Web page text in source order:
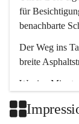
für
benachbarte
Der Weg ins
breite
Wenige